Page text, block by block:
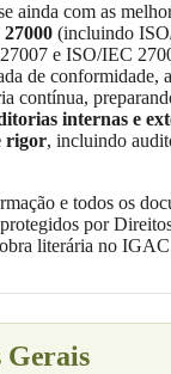
ainda com as
(incluindo
e ISO/IEC
de conformidade,
contínua,
internas e
rigor, incluindo
e todos os
protegidos por
literária no
Gerais